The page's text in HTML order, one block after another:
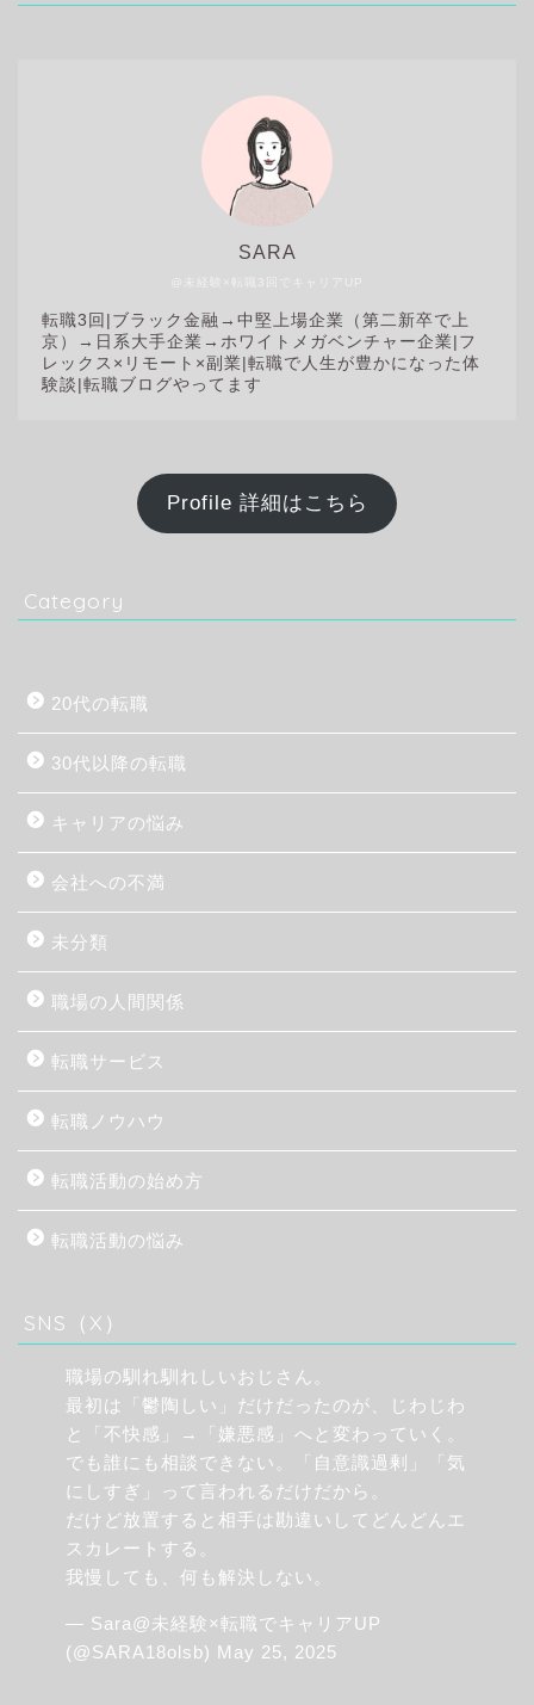
@未経験×転職3回でキャリアUP
SARA
転職3回| ブラック金融→中堅上場企業（第二新卒で上
京）→日系大手企業→ホワイトメガベンチャー企業|フ
レックス×リモート×副業|転職で人生が豊かになった体
験談|転職ブログやってます
Profile 詳細はこちら
Category
20代の転職
30代以降の転職
キャリアの悩み
会社への不満
未分類
職場の人間関係
転職サービス
転職ノウハウ
転職活動の始め方
転職活動の悩み
SNS（X）
職場の馴れ馴れしいおじさん。
最初は「鬱陶しい」だけだったのが、じわじわ
と「不快感」→「嫌悪感」へと変わっていく。
でも誰にも相談できない。「自意識過剰」「気
にしすぎ」って言われるだけだから。
だけど放置すると相手は勘違いしてどんどんエ
スカレートする。
我慢しても、何も解決しない。
— Sara@未経験×転職でキャリアUP
(@SARA18olsb) May 25, 2025